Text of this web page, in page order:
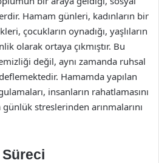
Hamam günleri, kadınların bir
çocukların oynadığı, yaşlıların
olarak ortaya çıkmıştır. Bu
değil, aynı zamanda ruhsal
Hamamda yapılan
insanların rahatlamasını
streslerinden arınmalarını